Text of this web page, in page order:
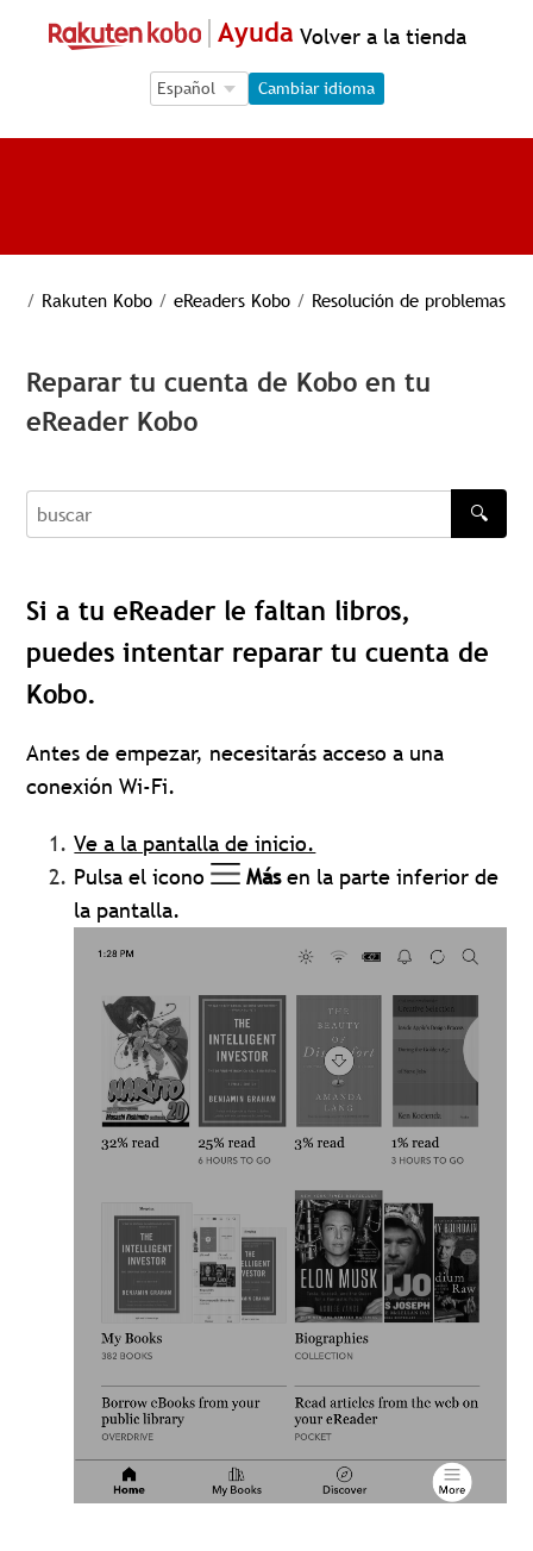
Ayuda Volver a la tienda
Language Selection
Language Selection
Cambiar idioma
/ Rakuten Kobo / eReaders Kobo / Resolución de problemas
Reparar tu cuenta de Kobo en tu
eReader Kobo
buscar
🔍
Si a tu eReader le faltan libros,
puedes intentar reparar tu cuenta de
Kobo.
Antes de empezar, necesitarás acceso a una
conexión Wi-Fi.
Ve a la pantalla de inicio.
Pulsa el icono
Másen la parte inferior de
la pantalla.